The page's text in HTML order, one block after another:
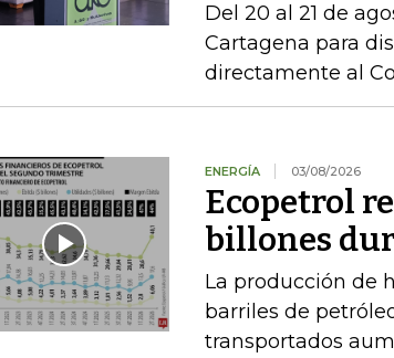
Del 20 al 21 de
Cartagena para
directamente al
ENERGÍA 03/08/2026
Ecopetrol
billones
La producción de
barriles de
transportados